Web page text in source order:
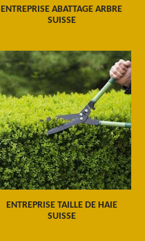
ENTREPRISE ABATTAGE ARBRE
SUISSE
ENTREPRISE TAILLE DE HAIE
SUISSE